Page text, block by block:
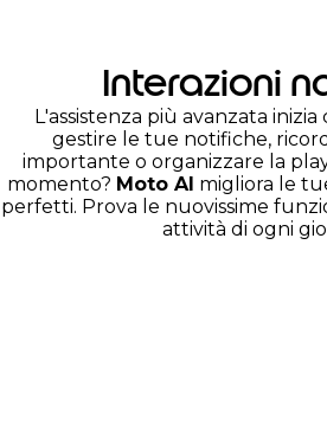
Interazioni
L'assistenza più avanzata inizia
gestire le tue notifiche,
importante o organizzare la
momento? Moto AI migliora le
perfetti. Prova le nuovissime
attività di ogni